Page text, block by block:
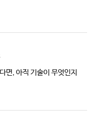
면, 아직 기술이 무엇인지